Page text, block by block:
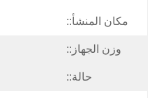
مكان المنشأ::
وزن الجهاز::
حالة::